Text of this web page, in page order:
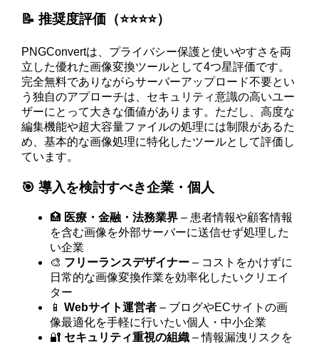
📝 推奨度評価（⭐️⭐️⭐️⭐️）
PNGConvertは、プライバシー保護と使いやすさを両
立した優れた画像変換ツールとして4つ星評価です。
完全無料でありながらサーバーアップロード不要とい
う独自のアプローチは、セキュリティ意識の高いユー
ザーにとって大きな価値があります。ただし、高度な
編集機能や超大容量ファイルの処理には制限があるた
め、基本的な画像処理に特化したツールとして評価し
ています。
🎯 導入を検討すべき企業・個人
🏥 医療・金融・法務業界 – 患者情報や顧客情報
を含む画像を外部サーバーに送信せず処理した
い企業
🎨 フリーランスデザイナー – コストをかけずに
日常的な画像変換作業を効率化したいクリエイ
ター
📱Webサイト運営者 – ブログやECサイトの画
像最適化を手軽に行いたい個人・中小企業
🔐 セキュリティ重視の組織 – 情報漏洩リスクを